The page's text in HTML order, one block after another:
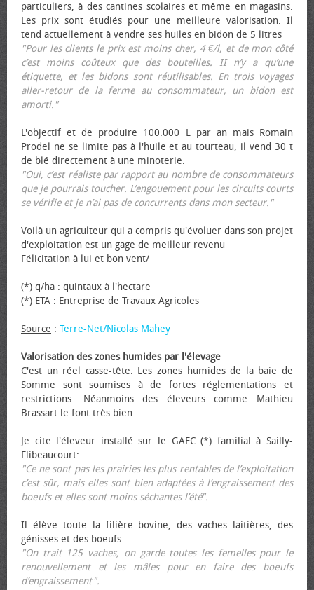
particuliers, à des cantines scolaires et même en magasins.
Les prix sont étudiés pour une meilleure valorisation. Il
tend actuellement à vendre ses huiles en bidon de 5 litres
"Pour les clients le prix est moins cher, 4 €/l, et de mon côté
c’est moins coûteux que des bouteilles. II n’y a qu’une
étiquette, et les bidons sont réutilisables. En trois voyages
aller-retour de la ferme au consommateur, un bidon est
amorti."
L'objectif et de produire 100.000 L par an mais Romain
Prodel ne se limite pas à l'huile et au tourteau, il vend 30 t
de blé directement à une minoterie.
"Oui, c’est réaliste par rapport au nombre de consommateurs
que je pourrais toucher. L’engouement pour les circuits courts
se vérifie et je n’ai pas de concurrents dans mon secteur."
Voilà un agriculteur qui a compris qu'évoluer dans son projet
d'exploitation est un gage de meilleur revenu
Félicitation à lui et bon vent/
(*) q/ha : quintaux à l'hectare
(*) ETA : Entreprise de Travaux Agricoles
Source : Terre-Net/Nicolas Mahey
Valorisation des zones humides par l'élevage
C'est un réel casse-tête. Les zones humides de la baie de
Somme sont soumises à de fortes réglementations et
restrictions. Néanmoins des éleveurs comme Mathieu
Brassart le font très bien.
Je cite l'éleveur installé sur le GAEC (*) familial à Sailly-
Flibeaucourt:
"Ce ne sont pas les prairies les plus rentables de l’exploitation
c’est sûr, mais elles sont bien adaptées à l’engraissement des
bœufs et elles sont moins séchantes l’été".
Il élève toute la filière bovine, des vaches laitières, des
génisses et des bœufs.
"On trait 125 vaches, on garde toutes les femelles pour le
renouvellement et les mâles pour en faire des bœufs
d’engraissement".